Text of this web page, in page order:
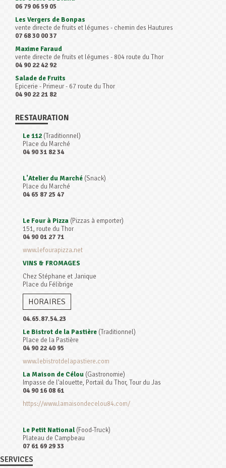
06 79 06 59 05
Les Vergers de Bonpas
vente directe de fruits et légumes - chemin des Hautures
07 68 30 00 37
Maxime Faraud
vente directe de fruits et légumes - 804 route du Thor
04 90 22 42 92
Salade de Fruits
Epicerie - Primeur - 67 route du Thor
04 90 22 21 82
RESTAURATION
Le 112(Traditionnel)
Place du Marché
04 90 31 82 34
L'Atelier du Marché (Snack)
Place du Marché
04 65 87 25 47
Le Four à Pizza (Pizzas à emporter)
151, route du Thor
04 90 01 27 71
www.lefourapizza.net
VINS & FROMAGES
Chez Stéphane et Janique
Place du Félibrige
HORAIRES
04.65.87.54.23
Le Bistrot de la Pastière (Traditionnel)
Place de la Pastière
04 90 22 40 95
www.lebistrotdelapastiere.com
La Maison de Célou (Gastronomie)
Impasse de l'alouette, Portail du Thor, Tour du Jas
04 90 16 08 61
https://www.lamaisondecelou84.com/
Le Petit National(Food-Truck)
Plateau de Campbeau
07 61 69 29 33
SERVICES